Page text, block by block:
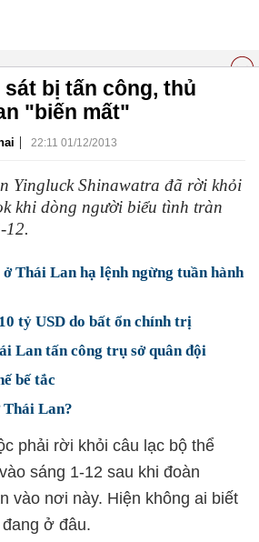
sát bị tấn công, thủ
"biến mất"
| 22:11 01/12/2013
Yingluck Shinawatra đã rời khỏi
khi dòng người biểu tình tràn
12.
Thái Lan hạ lệnh ngừng tuần hành
tỷ USD do bất ổn chính trị
Lan tấn công trụ sở quân đội
bế tắc
Lan?
phải rời khỏi câu lạc bộ thể
sáng 1-12 sau khi đoàn
vào nơi này. Hiện không ai biết
ở đâu.